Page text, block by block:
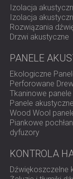
Rozwiązania
międzynarodowe
testowych i
i przetestowane
obszary testowe
klienta.
Izolacja
Izolacja
Rozwiązania
Drzwi akustyczne
PANELE
Ekologiczne
Perforowane
Tkaninowe
Panele
Wood Wool
Piankowe
dyfuzory
KONTROLA
Dźwiękoszczelne